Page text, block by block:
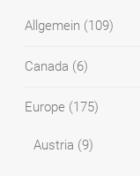
Allgemein (109)
Canada (6)
Europe (175)
Austria (9)